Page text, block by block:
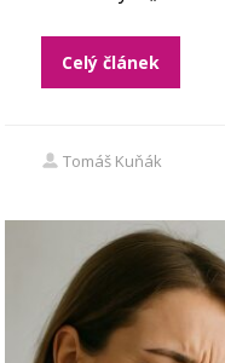
Celý článek
Tomáš Kuňák